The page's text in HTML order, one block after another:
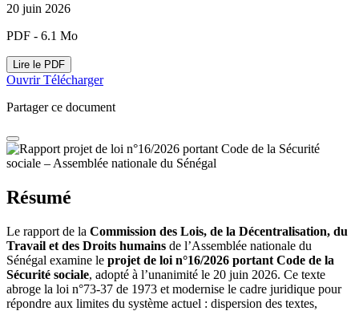
20 juin 2026
PDF - 6.1 Mo
Lire le PDF
OuvrirTélécharger
Partager ce document
Résumé
Le rapport de la Commission des Lois, de la Décentralisation, du
Travail et des Droits humains de l’Assemblée nationale du
Sénégal examine le projet de loi n°16/2026 portant Code de la
Sécurité sociale, adopté à l’unanimité le 20 juin 2026. Ce texte
abroge la loi n°73-37 de 1973 et modernise le cadre juridique pour
répondre aux limites du système actuel : dispersion des textes,